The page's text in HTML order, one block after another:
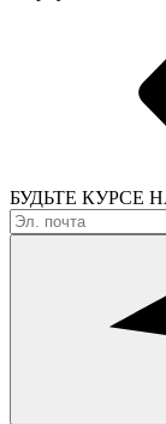
БУДЬТЕ КУРСЕ